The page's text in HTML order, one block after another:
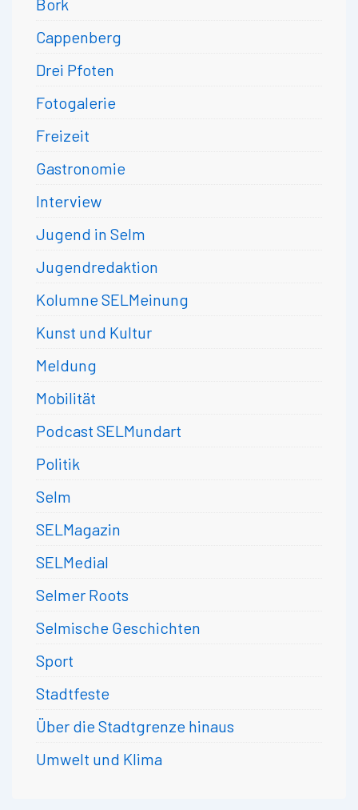
Bork
Cappenberg
Drei Pfoten
Fotogalerie
Freizeit
Gastronomie
Interview
Jugend in Selm
Jugendredaktion
Kolumne SELMeinung
Kunst und Kultur
Meldung
Mobilität
Podcast SELMundart
Politik
Selm
SELMagazin
SELMedial
Selmer Roots
Selmische Geschichten
Sport
Stadtfeste
Über die Stadtgrenze hinaus
Umwelt und Klima